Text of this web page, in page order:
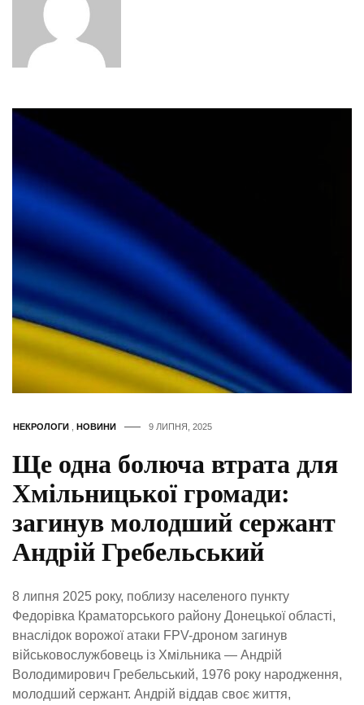
НЕКРОЛОГИ НОВИНИ 9 ЛИПНЯ, 2025
Ще одна болюча втрата для
Хмільницької громади:
загинув молодший сержант
Андрій Гребельський
8 липня 2025 року, поблизу населеного пункту
Федорівка Краматорського району Донецької області,
внаслідок ворожої атаки FPV-дроном загинув
військовослужбовець із Хмільника — Андрій
Володимирович Гребельський, 1976 року народження,
молодший сержант. Андрій віддав своє життя,